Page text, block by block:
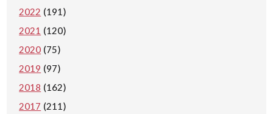
2022 (191)
2021 (120)
2020 (75)
2019 (97)
2018 (162)
2017 (211)